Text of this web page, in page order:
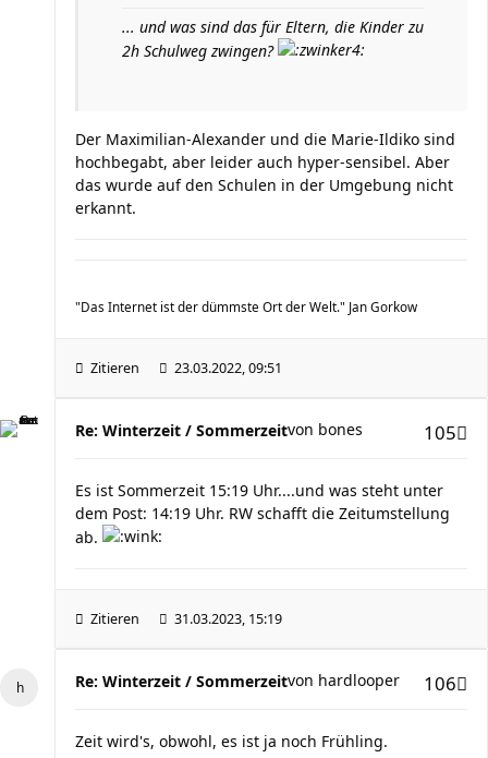
... und was sind das für Eltern, die Kinder zu
2h Schulweg zwingen?
Der Maximilian-Alexander und die Marie-Ildiko sind
hochbegabt, aber leider auch hyper-sensibel. Aber
das wurde auf den Schulen in der Umgebung nicht
erkannt.
"Das Internet ist der dümmste Ort der Welt." Jan Gorkow
Zitieren 23.03.2022, 09:51
Re: Winterzeit / Sommerzeit 105
von bones
Es ist Sommerzeit 15:19 Uhr....und was steht unter
dem Post: 14:19 Uhr. RW schafft die Zeitumstellung
ab.
Zitieren 31.03.2023, 15:19
Re: Winterzeit / Sommerzeit 106
von hardlooper
Zeit wird's, obwohl, es ist ja noch Frühling.